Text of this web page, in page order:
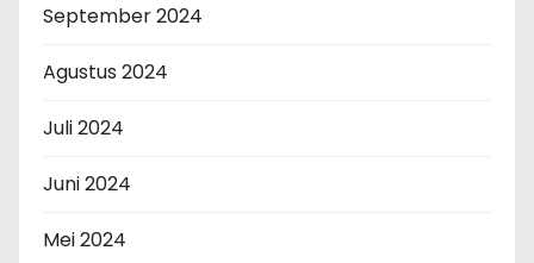
September 2024
Agustus 2024
Juli 2024
Juni 2024
Mei 2024